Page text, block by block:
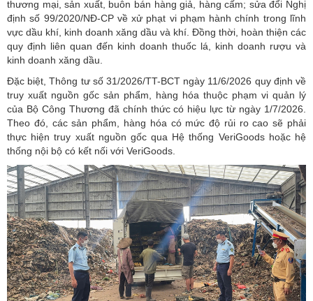
thương mại, sản xuất, buôn bán hàng giả , hàng cấm; sửa đổi Nghị
định số 99/2020/NĐ-CP về xử phạt vi phạm hành chính trong lĩnh
vực dầu khí, kinh doanh xăng dầu và khí. Đồng thời, hoàn thiện các
quy định liên quan đến kinh doanh thuốc lá, kinh doanh rượu và
kinh doanh xăng dầu.
Đặc biệt, Thông tư số 31/2026/TT-BCT ngày 11/6/2026 quy định về
truy xuất nguồn gốc sản phẩm, hàng hóa thuộc phạm vi quản lý
của Bộ Công Thương đã chính thức có hiệu lực từ ngày 1/7/2026.
Theo đó, các sản phẩm, hàng hóa có mức độ rủi ro cao sẽ phải
thực hiện truy xuất nguồn gốc qua Hệ thống VeriGoods hoặc hệ
thống nội bộ có kết nối với VeriGoods.